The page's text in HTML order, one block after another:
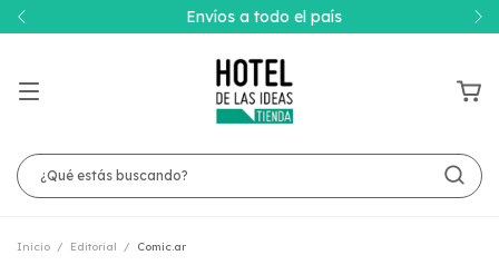
Envíos a todo el país
Inicio / Editorial / Comic.ar